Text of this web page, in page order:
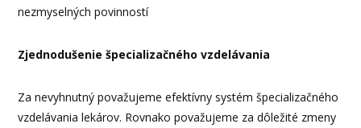
nezmyselných povinností
Zjednodušenie špecializačného vzdelávania
Za nevyhnutný považujeme efektívny systém špecializačného
vzdelávania lekárov. Rovnako považujeme za dôležité zmeny